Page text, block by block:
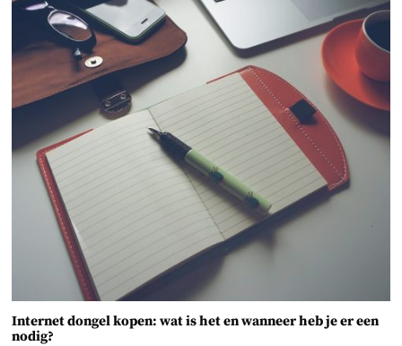
Internet dongel kopen: wat is het en wanneer heb je er een
nodig?